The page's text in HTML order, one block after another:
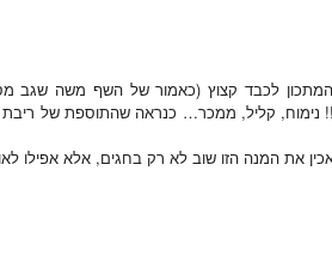
לכבד קצוץ (כאמור של השף משה שגב
נימוח, קליל, ממכר… כנראה שהתוספת של
את המנה הזו שוב לא רק בחגים, אלא אפילו